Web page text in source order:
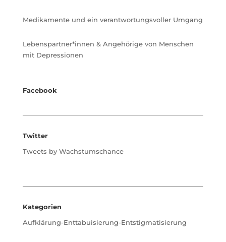
Medikamente und ein verantwortungsvoller Umgang
Lebenspartner*innen & Angehörige von Menschen
mit Depressionen
Facebook
Twitter
Tweets by Wachstumschance
Kategorien
Aufklärung-Enttabuisierung-Entstigmatisierung